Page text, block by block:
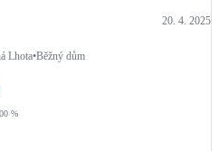
20. 4. 2025
Lhota•Běžný dům
%